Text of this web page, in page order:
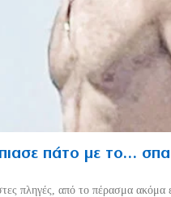
πάτο με το…
πληγές, από το πέρασμα